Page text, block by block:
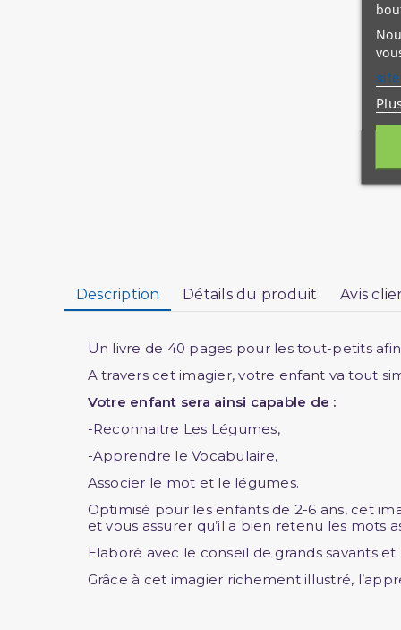
Description Détails du produit Avis
Un livre de 40 pages pour les tout-petits
A travers cet imagier, votre enfant va tout
Votre enfant sera ainsi capable de :
-Reconnaitre Les Légumes,
-Apprendre le Vocabulaire,
Associer le mot et le légumes.
Optimisé pour les enfants de 2-6 ans, cet
et vous assurer qu’il a bien retenu les mots
Elaboré avec le conseil de grands savants
Grâce à cet imagier richement illustré,